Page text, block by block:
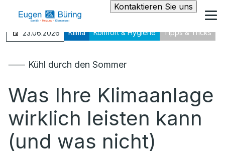
Kontaktieren Sie uns
23.06.2026 Klima Komfort & Hygiene Tipps & Tricks
⸺ Kühl durch den Sommer
Was Ihre Klimaanlage
wirklich leisten kann
(und was nicht)